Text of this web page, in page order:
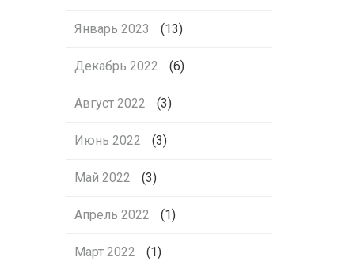
Январь 2023 (13)
Декабрь 2022 (6)
Август 2022 (3)
Июнь 2022 (3)
Май 2022 (3)
Апрель 2022 (1)
Март 2022 (1)